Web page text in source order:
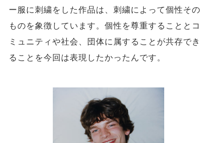
ー服に刺繍をした作品は、刺繍によって個性その
ものを象徴しています。個性を尊重することとコ
ミュニティや社会、団体に属することが共存でき
ることを今回は表現したかったんです。